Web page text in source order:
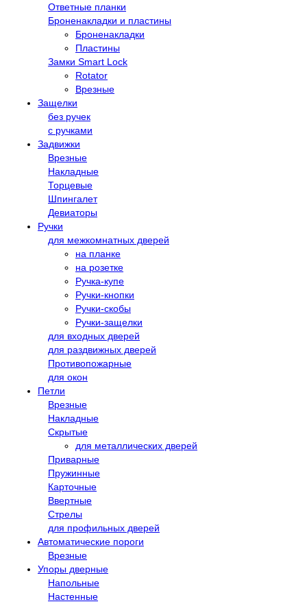
Ответные планки
Броненакладки и пластины
Броненакладки
Пластины
Замки Smart Lock
Rotator
Врезные
Защелки
без ручек
с ручками
Задвижки
Врезные
Накладные
Торцевые
Шпингалет
Девиаторы
Ручки
для межкомнатных дверей
на планке
на розетке
Ручка-купе
Ручки-кнопки
Ручки-скобы
Ручки-защелки
для входных дверей
для раздвижных дверей
Противопожарные
для окон
Петли
Врезные
Накладные
Скрытые
для металлических дверей
Приварные
Пружинные
Карточные
Ввертные
Стрелы
для профильных дверей
Автоматические пороги
Врезные
Упоры дверные
Напольные
Настенные